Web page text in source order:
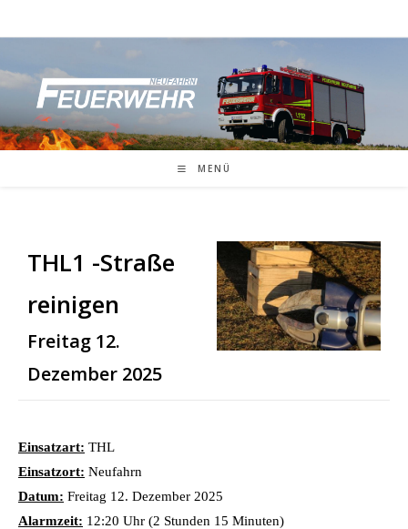
Inhalt
MENÜ
THL1 -Straße
reinigen
Freitag 12.
Dezember 2025
Einsatzart: THL
Einsatzort: Neufahrn
Datum: Freitag 12. Dezember 2025
Alarmzeit: 12:20 Uhr (2 Stunden 15 Minuten)